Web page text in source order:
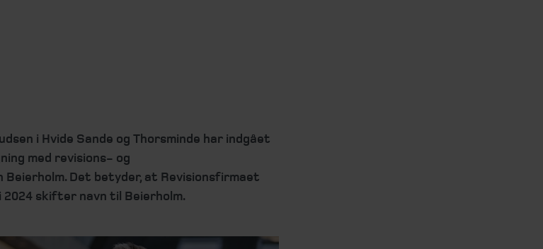
i Hvide Sande og Thorsminde har indgået
med revisions- og
Beierholm. Det betyder, at Revisionsfirmaet
2024 skifter navn til Beierholm.